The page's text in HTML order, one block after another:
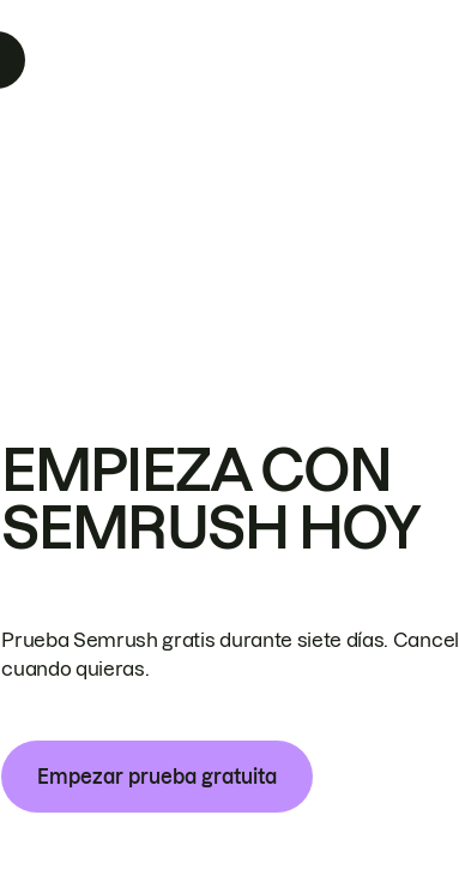
EMPIEZA CON
SEMRUSH HOY
Prueba Semrush gratis durante siete días.
cuando quieras.
Empezar prueba gratuita